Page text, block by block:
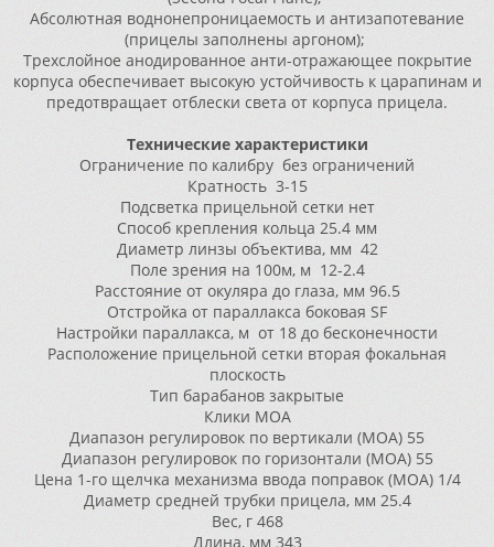
Абсолютная воднонепроницаемость и антизапотевание
(прицелы заполнены аргоном);
Трехслойное анодированное анти-отражающее покрытие
корпуса обеспечивает высокую устойчивость к царапинам и
предотвращает отблески света от корпуса прицела.
Технические характеристики
Ограничение по калибру без ограничений
Кратность 3-15
Подсветка прицельной сетки нет
Способ крепления кольца 25.4 мм
Диаметр линзы объектива, мм 42
Поле зрения на 100м, м 12-2.4
Расстояние от окуляра до глаза, мм 96.5
Отстройка от параллакса боковая SF
Настройки параллакса, м от 18 до бесконечности
Расположение прицельной сетки вторая фокальная
плоскость
Тип барабанов закрытые
Клики MOA
Диапазон регулировок по вертикали (МОА) 55
Диапазон регулировок по горизонтали (МОА) 55
Цена 1-го щелчка механизма ввода поправок (МОА) 1/4
Диаметр средней трубки прицела, мм 25.4
Вес, г 468
Длина, мм 343